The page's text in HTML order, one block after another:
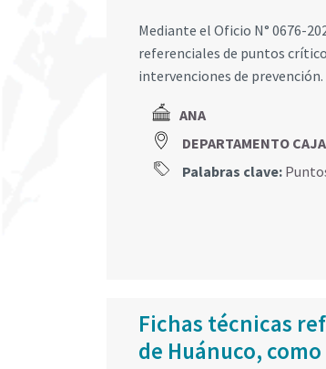
Mediante el Oficio N° 0676-
referenciales de puntos
intervenciones de prevención.
ANA
DEPARTAMENTO
Palabras clave:
Fichas técnicas
de Huánuco,